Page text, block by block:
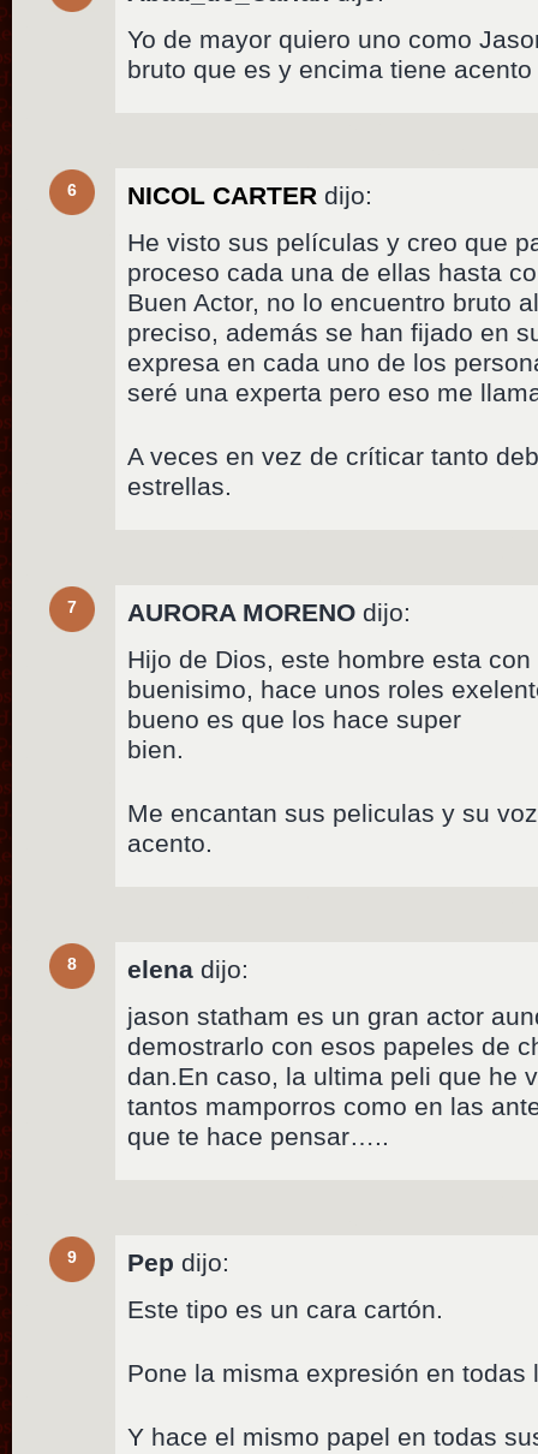
Yo de mayor quiero uno como
bruto que es y encima tiene
6 NICOL CARTER dijo:
He visto sus películas y creo que
proceso cada una de ellas hasta
Buen Actor, no lo encuentro bruto
preciso, además se han fijado en
expresa en cada uno de los
seré una experta pero eso me
A veces en vez de críticar tanto
estrellas.
7 AURORA MORENO dijo:
Hijo de Dios, este hombre esta
buenisimo, hace unos roles
bueno es que los hace super
bien.
Me encantan sus peliculas y su
acento.
8 elena dijo:
jason statham es un gran actor
demostrarlo con esos papeles de
dan.En caso, la ultima peli que he
tantos mamporros como en las
que te hace pensar…..
9 Pep dijo:
Este tipo es un cara cartón.
Pone la misma expresión en todas
Y hace el mismo papel en todas